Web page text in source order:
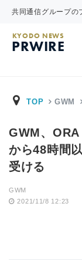
共同通信グループの
KYODO NEWS
PRWIRE
TOP GWM
GWM、
から48時間
受ける
GWM
2021/11/8 12:23